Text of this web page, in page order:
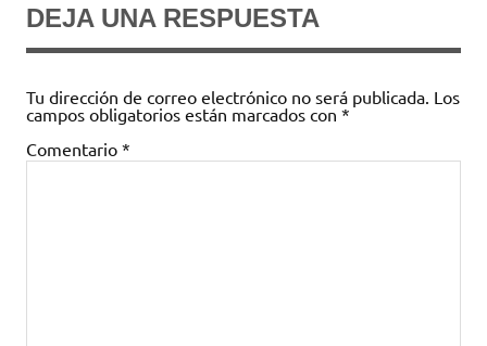
DEJA UNA RESPUESTA
Tu dirección de correo electrónico no será publicada. Los
campos obligatorios están marcados con *
Comentario *